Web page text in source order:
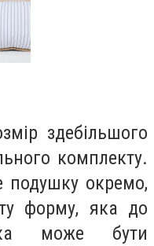
здебільшого
комплекту.
подушку окремо,
форму, яка до
може бути